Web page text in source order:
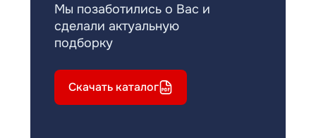
Мы позаботились о Вас и
сделали актуальную
подборку
Скачать каталог